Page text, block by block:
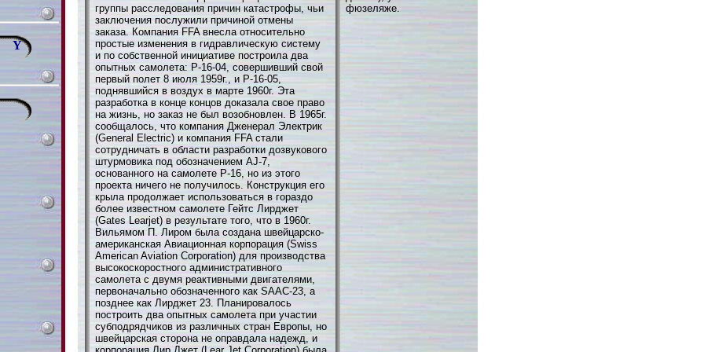
Y
группы расследования причин катастрофы, чьи
заключения послужили причиной отмены
заказа. Компания FFA внесла относительно
простые изменения в гидравлическую систему
и по собственной инициативе построила два
опытных самолета: P-16-04, совершивший свой
первый полет 8 июля 1959г., и Р-16-05,
поднявшийся в воздух в марте 1960г. Эта
разработка в конце концов доказала свое право
на жизнь, но заказ не был возобновлен. В 1965г.
сообщалось, что компания Дженерал Электрик
(General Electric) и компания FFA стали
сотрудничать в области разработки дозвукового
штурмовика под обозначением AJ-7,
основанного на самолете Р-16, но из этого
проекта ничего не получилось. Конструкция его
крыла продолжает использоваться в гораздо
более известном самолете Гейтс Лирджет
(Gates Learjet) в результате того, что в 1960г.
Вильямом П. Лиром была создана швейцарско-
американская Авиационная корпорация (Swiss
American Aviation Corporation) для производства
высокоскоростного административного
самолета с двумя реактивными двигателями,
первоначально обозначенного как SAAC-23, а
позднее как Лирджет 23. Планировалось
построить два опытных самолета при участии
субподрядчиков из различных стран Европы, но
швейцарская сторона не оправдала надежд, и
фюзеляже.